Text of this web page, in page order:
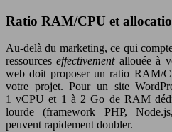
Ratio RAM/CPU et
Au‑delà du marketing, ce qui
ressourceseffectivementallouée à
web doit proposer un ratio RAM/
votre projet. Pour un site
1 vCPU et 1 à 2 Go de RAM
lourde (framework PHP,
peuvent rapidement doubler.